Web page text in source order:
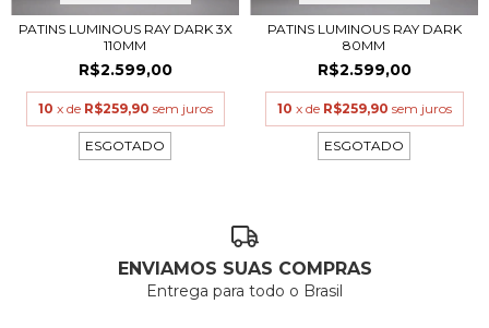
PATINS LUMINOUS RAY DARK 3X
110MM
R$2.599,00
10 x de R$259,90 sem juros
ESGOTADO
PATINS LUMINOUS RAY DARK
80MM
R$2.599,00
10 x de R$259,90 sem juros
ESGOTADO
ENVIAMOS SUAS COMPRAS
Entrega para todo o Brasil